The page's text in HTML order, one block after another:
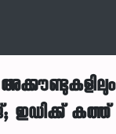
അക്കൗണ്ടുകളിലും
ഇഡിക്ക് കത്ത്